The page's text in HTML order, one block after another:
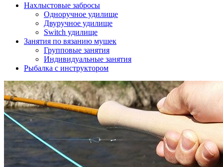
Нахлыстовые забросы
Одноручное удилище
Двуручное удилище
Switch удилище
Занятия по вязанию мушек
Групповые занятия
Индивидуальные занятия
Рыбалка с инструктором